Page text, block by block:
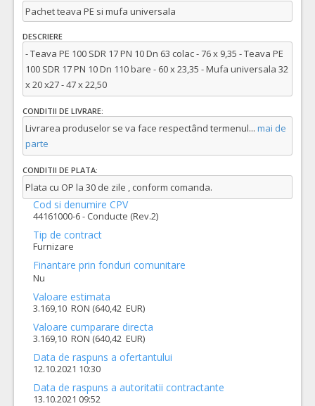
Pachet teava PE si mufa universala
DESCRIERE
- Teava PE 100 SDR 17 PN 10 Dn 63 colac - 76 x 9,35 - Teava PE
100 SDR 17 PN 10 Dn 110 bare - 60 x 23,35 - Mufa universala 32
x 20 x27 - 47 x 22,50
CONDITII DE LIVRARE:
Livrarea produselor se va face respectând termenul... mai de
parte
CONDITII DE PLATA:
Plata cu OP la 30 de zile , conform comanda.
Cod si denumire CPV
44161000-6 - Conducte (Rev.2)
Tip de contract
Furnizare
Finantare prin fonduri comunitare
Nu
Valoare estimata
3.169,10 RON (640,42 EUR)
Valoare cumparare directa
3.169,10 RON (640,42 EUR)
Data de raspuns a ofertantului
12.10.2021 10:30
Data de raspuns a autoritatii contractante
13.10.2021 09:52